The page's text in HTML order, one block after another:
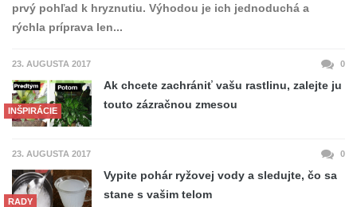
prvý pohľad k hryznutiu. Výhodou je ich jednoduchá a
rýchla príprava len...
23. AUGUSTA 2017 0
INŠPIRÁCIE
Ak chcete zachrániť vašu rastlinu, zalejte ju
touto zázračnou zmesou
23. AUGUSTA 2017 0
RADY
Vypite pohár ryžovej vody a sledujte, čo sa
stane s vašim telom